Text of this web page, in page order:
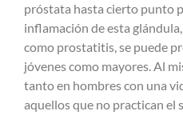
próstata hasta cierto punto
inflamación de esta
como prostatitis, se puede
jóvenes como mayores. Al
tanto en hombres con una
aquellos que no practican el